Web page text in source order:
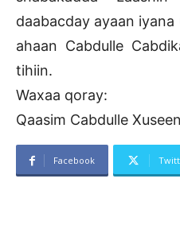
daabacday ayaan
ahaan Cabdulle
tihiin.
Waxaa qoray:
Qaasim Cabdulle
Facebook